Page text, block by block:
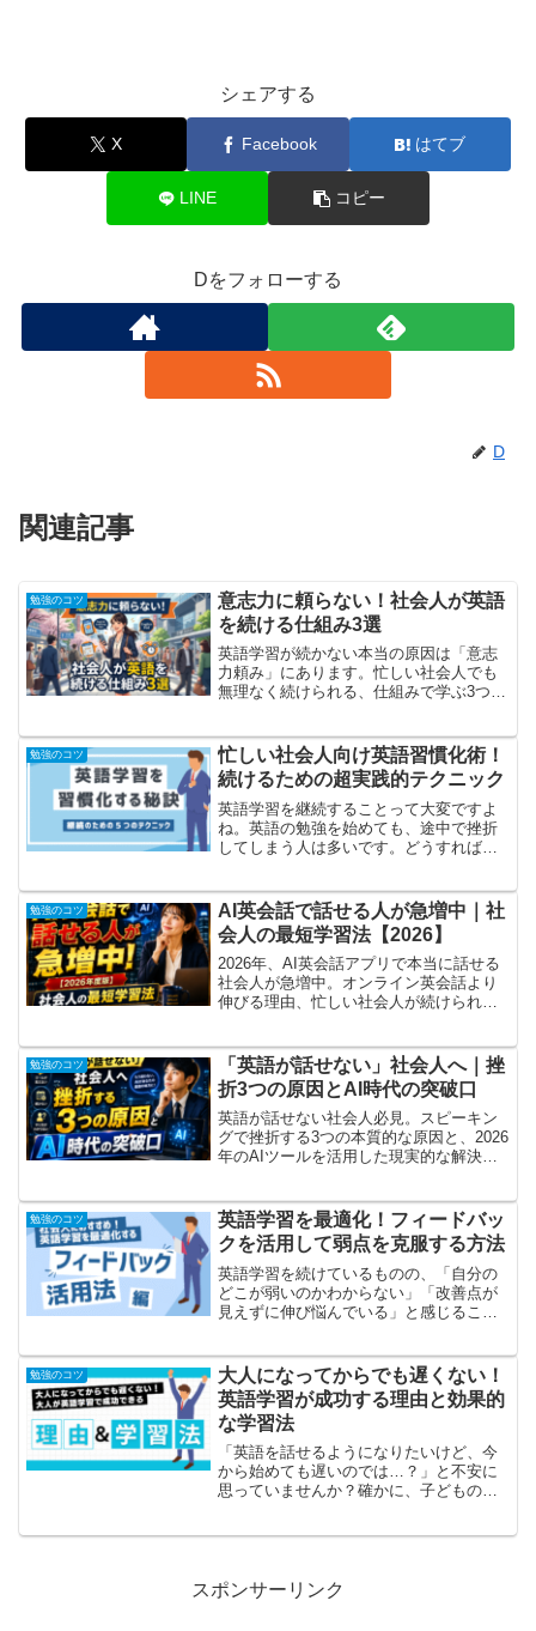
シェアする
X Facebook はてブ
LINE コピー
Dをフォローする
D
関連記事
勉強のコツ
意志力に頼らない！社会人が英語
を続ける仕組み3選
英語学習が続かない本当の原因は「意志
力頼み」にあります。忙しい社会人でも
無理なく続けられる、仕組みで学ぶ3つの
勉強のコツ
忙しい社会人向け英語習慣化術！
続けるための超実践的テクニック
英語学習を継続することって大変ですよ
ね。英語の勉強を始めても、途中で挫折
してしまう人は多いです。どうすれば、
なのは、英語学習を続けられる仕組みを
作ることです。そこで今回...
勉強のコツ
AI英会話で話せる人が急増中｜社
会人の最短学習法【2026】
2026年、AI英会話アプリで本当に話せる
社会人が急増中。オンライン英会話より
伸びる理由、忙しい社会人が続けられる3
します。
勉強のコツ
「英語が話せない」社会人へ｜挫
折3つの原因とAI時代の突破口
英語が話せない社会人必見。スピーキン
グで挫折する3つの本質的な原因と、2026
年のAIツールを活用した現実的な解決策
勉強のコツ
英語学習を最適化！フィードバッ
クを活用して弱点を克服する方法
英語学習を続けているものの、「自分の
どこが弱いのかわからない」「改善点が
見えずに伸び悩んでいる」と感じること
く、間違いに気づけないまま学習を続け
てしまうこともあります。し...
勉強のコツ
大人になってからでも遅くない！
英語学習が成功する理由と効果的
な学習法
「英語を話せるようになりたいけど、今
から始めても遅いのでは…？」と不安に
思っていませんか？確かに、子どもの頃
スポンサーリンク